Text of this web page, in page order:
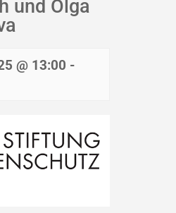
und Olga
@ 13:00 -